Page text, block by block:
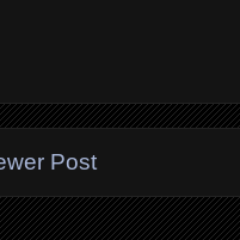
Post